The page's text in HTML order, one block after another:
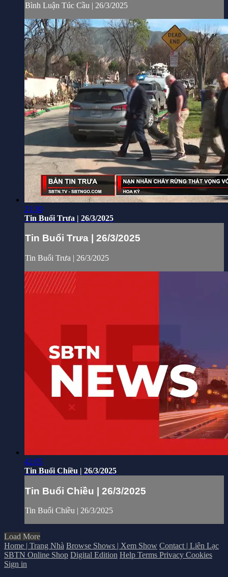
Bình Luận Túc Cầu | 26/3/2025
21:30
Tin Buổi Trưa | 26/3/2025
Tin Buổi Trưa | 26/3/2025
Tin Buổi Trưa | 26/3/2025
42:05
Tin Buổi Chiều | 26/3/2025
Tin Buổi Chiều | 26/3/2025
Tin Buổi Chiều | 26/3/2025
Load More
Home | Trang Nhà Browse Shows | Xem Show Contact | Liên Lạc
SBTN Online Shop Digital Edition Help Terms Privacy Cookies
Sign in